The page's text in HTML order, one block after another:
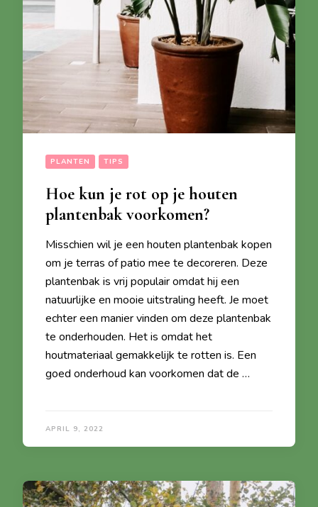
PLANTEN TIPS
Hoe kun je rot op je houten
plantenbak voorkomen?
Misschien wil je een houten plantenbak kopen
om je terras of patio mee te decoreren. Deze
plantenbak is vrij populair omdat hij een
natuurlijke en mooie uitstraling heeft. Je moet
echter een manier vinden om deze plantenbak
te onderhouden. Het is omdat het
houtmateriaal gemakkelijk te rotten is. Een
goed onderhoud kan voorkomen dat de …
APRIL 9, 2022